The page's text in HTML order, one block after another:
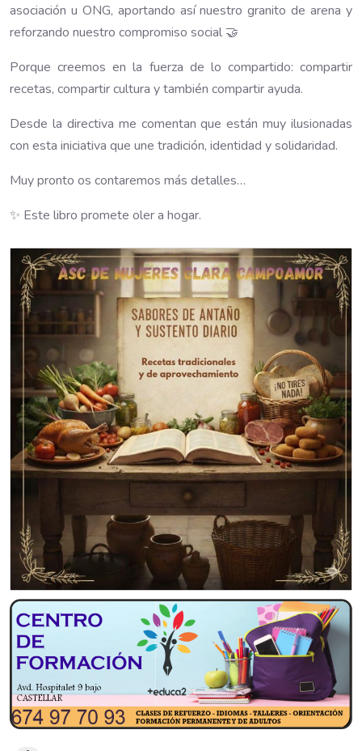
asociación u ONG, aportando así nuestro granito de arena y
reforzando nuestro compromiso social 🤝
Porque creemos en la fuerza de lo compartido: compartir
recetas, compartir cultura y también compartir ayuda.
Desde la directiva me comentan que están muy ilusionadas
con esta iniciativa que une tradición, identidad y solidaridad.
Muy pronto os contaremos más detalles…
✨ Este libro promete oler a hogar.